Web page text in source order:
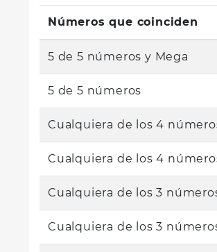
Números que coinciden
5 de 5 números y Mega
5 de 5 números
Cualquiera de los 4
Cualquiera de los 4
Cualquiera de los 3
Cualquiera de los 3